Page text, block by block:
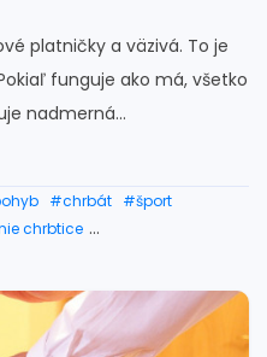
platničky a väzivá. To je
funguje ako má, všetko
nadmerná...
#chrbát #šport
chrbtice
#časti chrbtice
#rozdelenie chrbtice